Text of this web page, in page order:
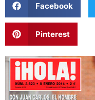
Facebook
Pinterest